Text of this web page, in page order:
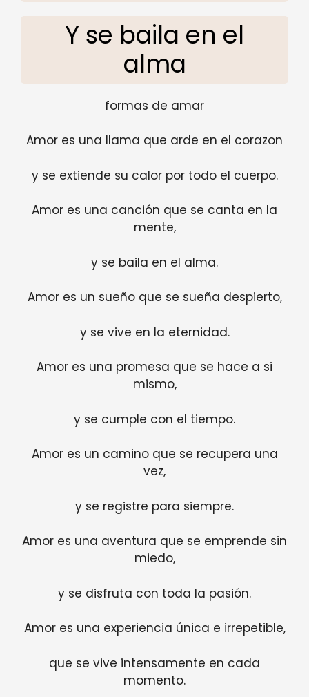
Y se baila en el
alma
formas de amar
Amor es una llama que arde en el corazon
y se extiende su calor por todo el cuerpo.
Amor es una canción que se canta en la
mente,
y se baila en el alma.
Amor es un sueño que se sueña despierto,
y se vive en la eternidad.
Amor es una promesa que se hace a si
mismo,
y se cumple con el tiempo.
Amor es un camino que se recupera una
vez,
y se registre para siempre.
Amor es una aventura que se emprende sin
miedo,
y se disfruta con toda la pasión.
Amor es una experiencia única e irrepetible,
que se vive intensamente en cada
momento.